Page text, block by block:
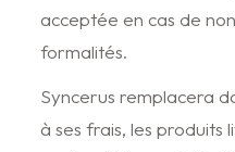
acceptée en cas de
formalités.
Syncerus remplacera
à ses frais, les